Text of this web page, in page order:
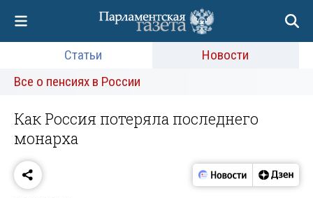
Статьи
Новости
Все о пенсиях в России
Как Россия потеряла последнего
монарха